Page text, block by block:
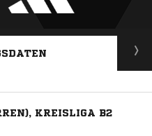
KREISLIGA B2